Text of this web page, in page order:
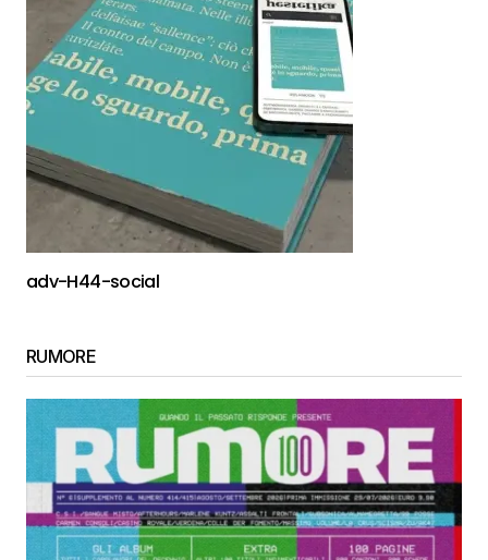
adv-H44-social
RUMORE